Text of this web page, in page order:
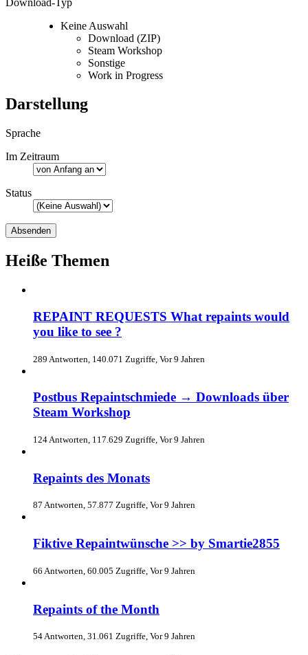
Keine Auswahl
Download (ZIP)
Steam Workshop
Sonstige
Work in Progress
Darstellung
Sprache
Im Zeitraum
Status
Heiße Themen
REPAINT REQUESTS What repaints would
you like to see ?
289 Antworten, 140.071 Zugriffe, Vor 9 Jahren
Postbus Repaintschmiede → Downloads über
Steam Workshop
124 Antworten, 117.629 Zugriffe, Vor 9 Jahren
Repaints des Monats
87 Antworten, 57.877 Zugriffe, Vor 9 Jahren
Fiktive Repaintwünsche >> by Smartie2855
66 Antworten, 60.005 Zugriffe, Vor 9 Jahren
Repaints of the Month
54 Antworten, 31.061 Zugriffe, Vor 9 Jahren